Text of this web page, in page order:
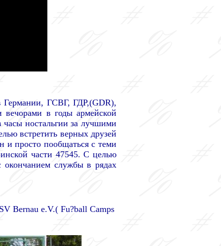
Германии, ГСВГ, ГДР,(GDR),
вечорами в годы армейской
ностальгии за лучшими
встретить верных друзей
и просто пообщаться с теми
части 47545. С целью
окончанием службы в рядах
Bernau e.V.( Fu?ball Camps